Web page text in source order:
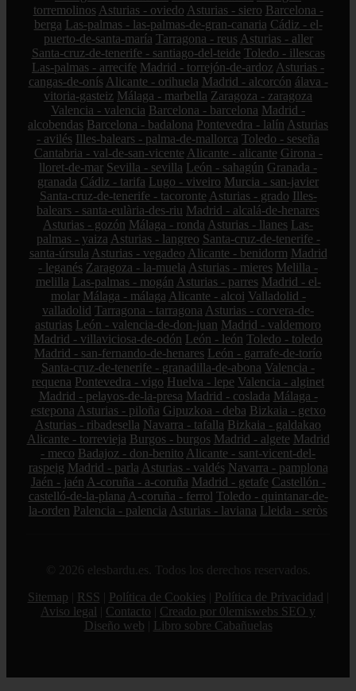
torremolinos Asturias - oviedo Asturias - siero Barcelona -
berga Las-palmas - las-palmas-de-gran-canaria Cádiz - el-
puerto-de-santa-maría Tarragona - reus Asturias - aller
Santa-cruz-de-tenerife - santiago-del-teide Toledo - illescas
Las-palmas - arrecife Madrid - torrejón-de-ardoz Asturias -
cangas-de-onís Alicante - orihuela Madrid - alcorcón álava -
vitoria-gasteiz Málaga - marbella Zaragoza - zaragoza
Valencia - valencia Barcelona - barcelona Madrid -
alcobendas Barcelona - badalona Pontevedra - lalín Asturias
- avilés Illes-balears - palma-de-mallorca Toledo - seseña
Cantabria - val-de-san-vicente Alicante - alicante Girona -
lloret-de-mar Sevilla - sevilla León - sahagún Granada -
granada Cádiz - tarifa Lugo - viveiro Murcia - san-javier
Santa-cruz-de-tenerife - tacoronte Asturias - grado Illes-
balears - santa-eulària-des-riu Madrid - alcalá-de-henares
Asturias - gozón Málaga - ronda Asturias - llanes Las-
palmas - yaiza Asturias - langreo Santa-cruz-de-tenerife -
santa-úrsula Asturias - vegadeo Alicante - benidorm Madrid
- leganés Zaragoza - la-muela Asturias - mieres Melilla -
melilla Las-palmas - mogán Asturias - parres Madrid - el-
molar Málaga - málaga Alicante - alcoi Valladolid -
valladolid Tarragona - tarragona Asturias - corvera-de-
asturias León - valencia-de-don-juan Madrid - valdemoro
Madrid - villaviciosa-de-odón León - león Toledo - toledo
Madrid - san-fernando-de-henares León - garrafe-de-torío
Santa-cruz-de-tenerife - granadilla-de-abona Valencia -
requena Pontevedra - vigo Huelva - lepe Valencia - alginet
Madrid - pelayos-de-la-presa Madrid - coslada Málaga -
estepona Asturias - piloña Gipuzkoa - deba Bizkaia - getxo
Asturias - ribadesella Navarra - tafalla Bizkaia - galdakao
Alicante - torrevieja Burgos - burgos Madrid - algete Madrid
- meco Badajoz - don-benito Alicante - sant-vicent-del-
raspeig Madrid - parla Asturias - valdés Navarra - pamplona
Jaén - jaén A-coruña - a-coruña Madrid - getafe Castellón -
castelló-de-la-plana A-coruña - ferrol Toledo - quintanar-de-
la-orden Palencia - palencia Asturias - laviana Lleida - seròs
© 2026 elesbardu.es. Todos los derechos reservados.
Sitemap
RSS Política de Cookies Política de Privacidad
Aviso legal
Contacto
Creado por 0lemiswebs SEO y
Diseño web
Libro sobre Cabañuelas